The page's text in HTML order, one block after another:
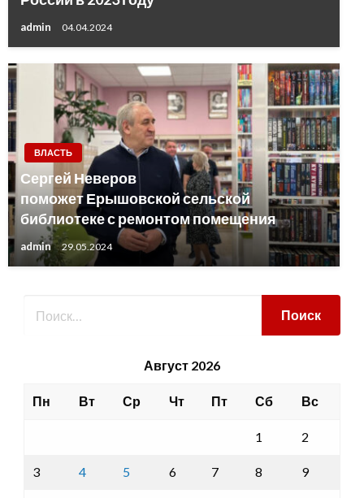
admin 04.04.2024
ВЛАСТЬ
Сергей Неверов
поможет Ерышовской сельской
библиотеке с ремонтом помещения
admin 29.05.2024
Август 2026
Пн Вт Ср Чт Пт Сб Вс
1 2
3 4 5 6 7 8 9